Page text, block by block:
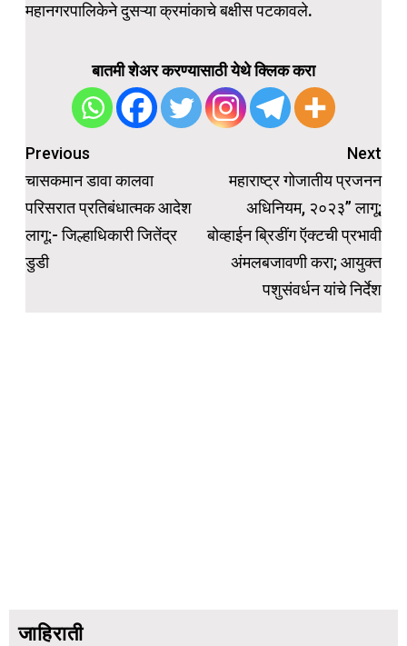
महानगरपालिकेने दुसऱ्या क्रमांकाचे बक्षीस पटकावले.
बातमी शेअर करण्यासाठी येथे क्लिक करा
Post
navigation
Previous
चासकमान डावा कालवा
परिसरात प्रतिबंधात्मक आदेश
लागू:- जिल्हाधिकारी जितेंद्र
डुडी
Next
महाराष्ट्र गोजातीय प्रजनन
अधिनियम, २०२३” लागू;
बोव्हाईन ब्रिडींग ऍक्टची प्रभावी
अंमलबजावणी करा; आयुक्त
पशुसंवर्धन यांचे निर्देश
जाहिराती